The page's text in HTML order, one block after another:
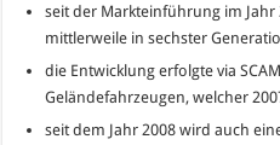
seit der Markteinführung im Jahr
mittlerweile in sechster
die Entwicklung erfolgte via
Geländefahrzeugen, welcher
seit dem Jahr 2008 wird auch